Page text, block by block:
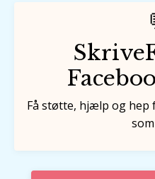
Få støtte, hjælp og hep